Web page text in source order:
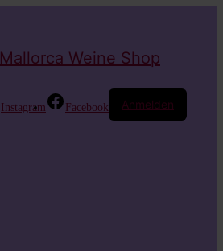
Mallorca Weine Shop
Instagram Facebook Anmelden